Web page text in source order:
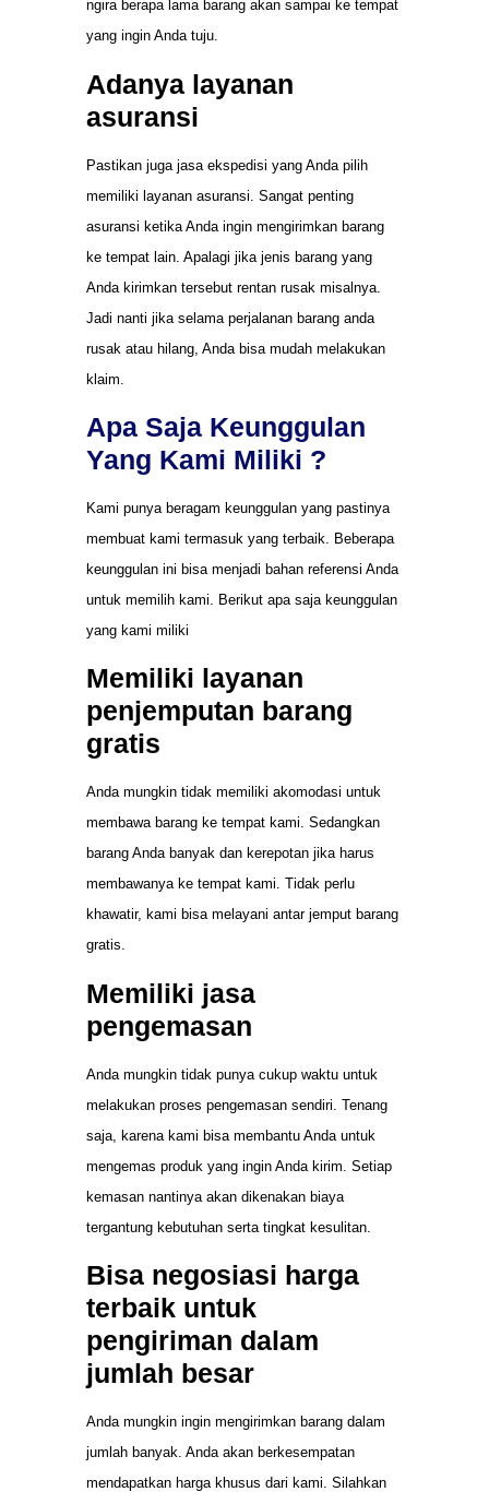
ngira berapa lama barang akan sampai ke tempat
yang ingin Anda tuju.
Adanya layanan
asuransi
Pastikan juga jasa ekspedisi yang Anda pilih
memiliki layanan asuransi. Sangat penting
asuransi ketika Anda ingin mengirimkan barang
ke tempat lain. Apalagi jika jenis barang yang
Anda kirimkan tersebut rentan rusak misalnya.
Jadi nanti jika selama perjalanan barang anda
rusak atau hilang, Anda bisa mudah melakukan
klaim.
Apa Saja Keunggulan
Yang Kami Miliki ?
Kami punya beragam keunggulan yang pastinya
membuat kami termasuk yang terbaik. Beberapa
keunggulan ini bisa menjadi bahan referensi Anda
untuk memilih kami. Berikut apa saja keunggulan
yang kami miliki
Memiliki layanan
penjemputan barang
gratis
Anda mungkin tidak memiliki akomodasi untuk
membawa barang ke tempat kami. Sedangkan
barang Anda banyak dan kerepotan jika harus
membawanya ke tempat kami. Tidak perlu
khawatir, kami bisa melayani antar jemput barang
gratis.
Memiliki jasa
pengemasan
Anda mungkin tidak punya cukup waktu untuk
melakukan proses pengemasan sendiri. Tenang
saja, karena kami bisa membantu Anda untuk
mengemas produk yang ingin Anda kirim. Setiap
kemasan nantinya akan dikenakan biaya
tergantung kebutuhan serta tingkat kesulitan.
Bisa negosiasi harga
terbaik untuk
pengiriman dalam
jumlah besar
Anda mungkin ingin mengirimkan barang dalam
jumlah banyak. Anda akan berkesempatan
mendapatkan harga khusus dari kami. Silahkan